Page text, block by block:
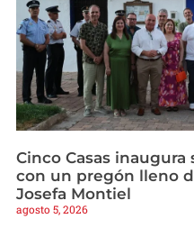
Cinco Casas inaugura
con un pregón lleno
Josefa Montiel
agosto 5, 2026